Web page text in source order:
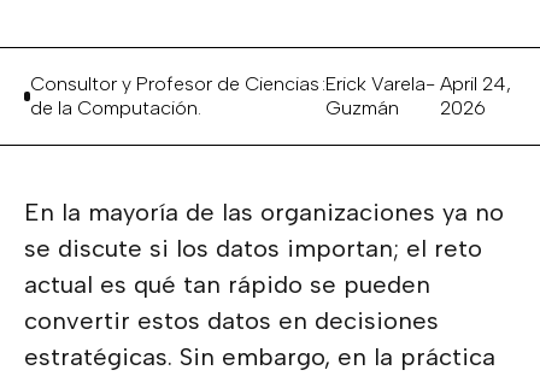
Consultor y Profesor de Ciencias
de la Computación.
:Erick Varela-
Guzmán
April 24,
2026
En la mayoría de las organizaciones ya no
se discute si los datos importan; el reto
actual es qué tan rápido se pueden
convertir estos datos en decisiones
estratégicas. Sin embargo, en la práctica